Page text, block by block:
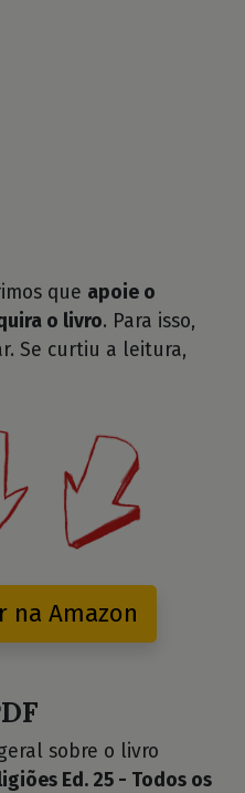
que apoie o
o livro. Para isso,
Se curtiu a leitura,
na Amazon
sobre o livro
Ed. 25 - Todos os